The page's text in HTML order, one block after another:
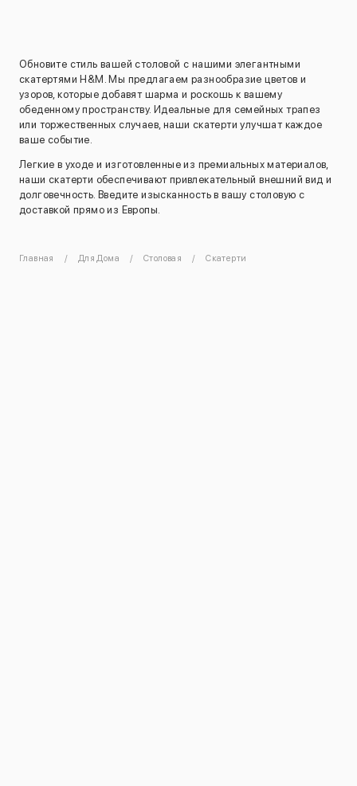
Обновите стиль вашей столовой с нашими элегантными
скатертями H&M. Мы предлагаем разнообразие цветов и
узоров, которые добавят шарма и роскошь к вашему
обеденному пространству. Идеальные для семейных трапез
или торжественных случаев, наши скатерти улучшат каждое
ваше событие.
Легкие в уходе и изготовленные из премиальных материалов,
наши скатерти обеспечивают привлекательный внешний вид и
долговечность. Введите изысканность в вашу столовую с
доставкой прямо из Европы.
Главная Для Дома Столовая Скатерти